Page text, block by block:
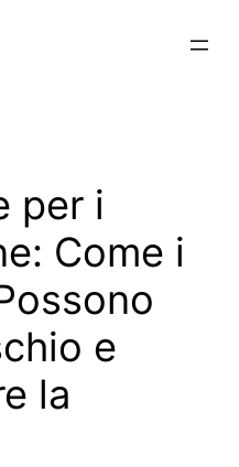
per i
Come i
e
la